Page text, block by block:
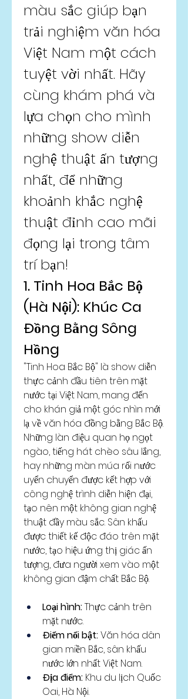
màu sắc giúp bạn
trải nghiệm văn hóa
Việt Nam một cách
tuyệt vời nhất. Hãy
cùng khám phá và
lựa chọn cho mình
những show diễn
nghệ thuật ấn tượng
nhất, để những
khoảnh khắc nghệ
thuật đỉnh cao mãi
đọng lại trong tâm
trí bạn!
1. Tinh Hoa Bắc Bộ
(Hà Nội): Khúc Ca
Đồng Bằng Sông
Hồng
"Tinh Hoa Bắc Bộ" là show diễn
thực cảnh đầu tiên trên mặt
nước tại Việt Nam, mang đến
cho khán giả một góc nhìn mới
lạ về văn hóa đồng bằng Bắc Bộ.
Những làn điệu quan họ ngọt
ngào, tiếng hát chèo sâu lắng,
hay những màn múa rối nước
uyển chuyển được kết hợp với
công nghệ trình diễn hiện đại,
tạo nên một không gian nghệ
thuật đầy màu sắc. Sân khấu
được thiết kế độc đáo trên mặt
nước, tạo hiệu ứng thị giác ấn
tượng, đưa người xem vào một
không gian đậm chất Bắc Bộ.
Loại hình: Thực cảnh trên
mặt nước.
Điểm nổi bật: Văn hóa dân
gian miền Bắc, sân khấu
nước lớn nhất Việt Nam.
Địa điểm: Khu du lịch Quốc
Oai, Hà Nội.